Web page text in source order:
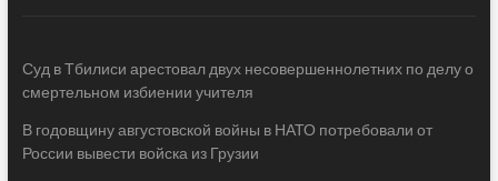
Суд в Тбилиси арестовал двух несовершеннолетних по делу о
смертельном избиении учителя
В годовщину августовской войны в НАТО потребовали от
России вывести войска из Грузии